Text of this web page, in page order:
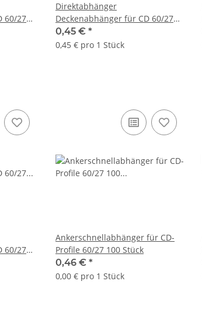
60/27
Direktabhänger
Deckenabhänger für CD 60/27
150 mm
0,45 € *
0,45 € pro 1 Stück
60/27
Ankerschnellabhänger für CD-
Profile 60/27 100 Stück
0,46 € *
0,00 € pro 1 Stück